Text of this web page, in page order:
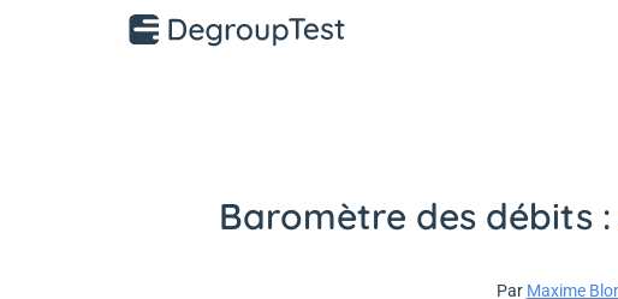
Baromètre des débits
Par Maxime